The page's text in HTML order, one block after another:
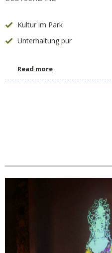
Kultur im Park
Unterhaltung pur
Read more